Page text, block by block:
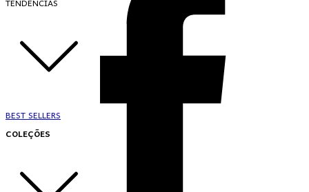
TENDÊNCIAS
BEST SELLERS
COLEÇÕES